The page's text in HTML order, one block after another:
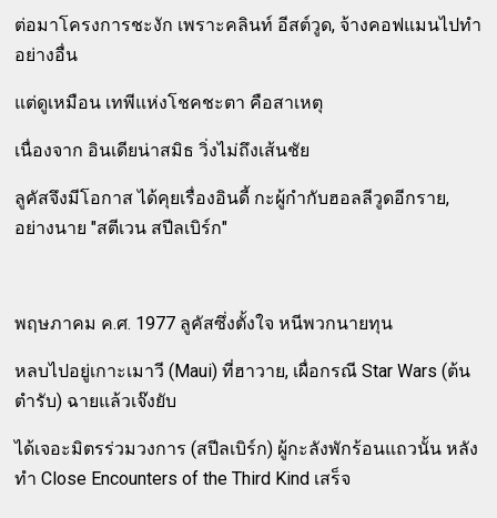
ต่อมาโครงการชะงัก เพราะคลินท์ อีสต์วูด, จ้างคอฟแมนไปทำ
อย่างอื่น
แต่ดูเหมือน เทพีแห่งโชคชะตา คือสาเหตุ
เนื่องจาก อินเดียน่าสมิธ วิ่งไม่ถึงเส้นชัย
ลูคัสจึงมีโอกาส ได้คุยเรื่องอินดี้ กะผู้กำกับฮอลลีวูดอีกราย,
อย่างนาย "สตีเวน สปีลเบิร์ก"
พฤษภาคม ค.ศ. 1977 ลูคัสซึ่งตั้งใจ หนีพวกนายทุน
หลบไปอยู่เกาะเมาวี (Maui) ที่ฮาวาย, เผื่อกรณี Star Wars (ต้น
ตำรับ) ฉายแล้วเจ๊งยับ
ได้เจอะมิตรร่วมวงการ (สปีลเบิร์ก) ผู้กะลังพักร้อนแถวนั้น หลัง
ทำ Close Encounters of the Third Kind เสร็จ